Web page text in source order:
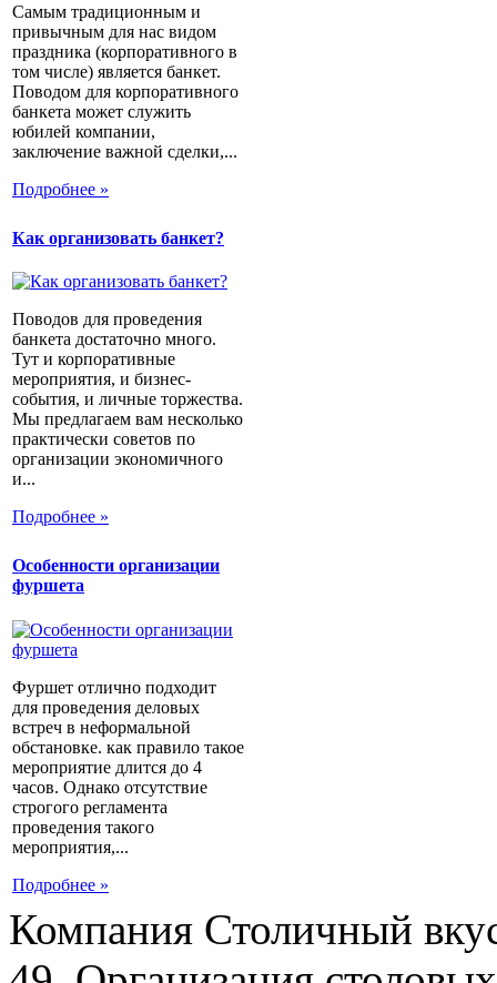
Самым традиционным и
привычным для нас видом
праздника (корпоративного в
том числе) является банкет.
Поводом для корпоративного
банкета может служить
юбилей компании,
заключение важной сделки,...
Подробнее »
Как организовать банкет?
Поводов для проведения
банкета достаточно много.
Тут и корпоративные
мероприятия, и бизнес-
события, и личные торжества.
Мы предлагаем вам несколько
практически советов по
организации экономичного
и...
Подробнее »
Особенности организации
фуршета
Фуршет отлично подходит
для проведения деловых
встреч в неформальной
обстановке. как правило такое
мероприятие длится до 4
часов. Однако отсутствие
строгого регламента
проведения такого
мероприятия,...
Подробнее »
Компания Столичный